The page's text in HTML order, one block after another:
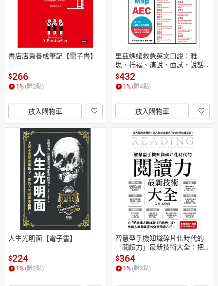
書店店員養成筆記【電子書】
$266
1% (賺2點)
放入購物車
里茲螞蟻救急英文口說：雅
思、托福、演說、面試，說話
技巧應答對策！【電子書】
$432
1% (賺4點)
放入購物車
人生光明面【電子書】
$224
1 % (賺2點)
智慧型手機知識碎片化時代的
「閱讀力」最新技術大全：把
現代病「無法集中」轉為個人
智能，「輸入」與「輸出」最
大化！【電子書】
$364
1 % (賺3點)